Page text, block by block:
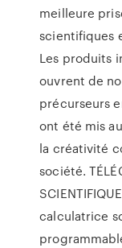
meilleure
scientifiques
Les produits
ouvrent de
précurseurs
ont été mis
la créativité
société.
calculatrice